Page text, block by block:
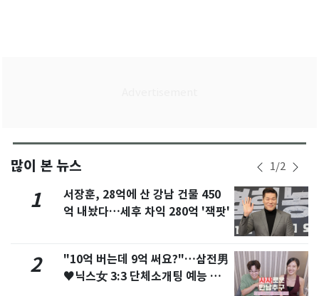
많이 본 뉴스 1/2
1
서장훈, 28억에 산 강남 건물 450
억 내놨다…세후 차익 280억 '잭팟'
2
"10억 버는데 9억 써요?"…삼전男
♥닉스女 3:3 단체소개팅 예능 화